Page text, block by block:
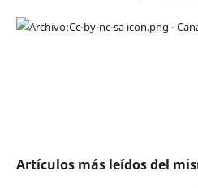
Artículos más leídos del